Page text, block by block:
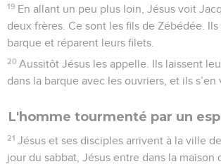
19 En allant un peu plus loin, Jésus voit
deux frères. Ce sont les fils de Zébédée.
barque et réparent leurs filets.
20 Aussitôt Jésus les appelle. Ils laissent
dans la barque avec les ouvriers, et ils s’en
L'homme tourmenté par un
21 Jésus et ses disciples arrivent à la ville
jour du sabbat, Jésus entre dans la maison